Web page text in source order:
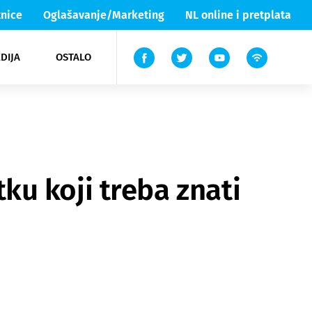
Oglašavanje/Marketing NL online i pretplata
OSTALO
Lika & Senj
TV
koji treba znati